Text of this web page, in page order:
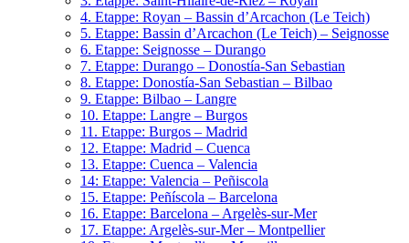
4. Etappe: Royan – Bassin d’Arcachon (Le Teich)
5. Etappe: Bassin d’Arcachon (Le Teich) – Seignosse
6. Etappe: Seignosse – Durango
7. Etappe: Durango – Donostía-San Sebastian
8. Etappe: Donostía-San Sebastian – Bilbao
9. Etappe: Bilbao – Langre
10. Etappe: Langre – Burgos
11. Etappe: Burgos – Madrid
12. Etappe: Madrid – Cuenca
13. Etappe: Cuenca – Valencia
14: Etappe: Valencia – Peñiscola
15. Etappe: Peñíscola – Barcelona
16. Etappe: Barcelona – Argelès-sur-Mer
17. Etappe: Argelès-sur-Mer – Montpellier